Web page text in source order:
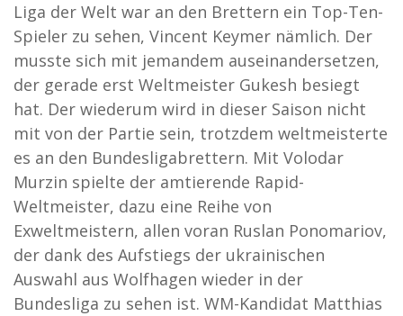
Liga der Welt war an den Brettern ein Top-Ten-
Spieler zu sehen, Vincent Keymer nämlich. Der
musste sich mit jemandem auseinandersetzen,
der gerade erst Weltmeister Gukesh besiegt
hat. Der wiederum wird in dieser Saison nicht
mit von der Partie sein, trotzdem weltmeisterte
es an den Bundesligabrettern. Mit Volodar
Murzin spielte der amtierende Rapid-
Weltmeister, dazu eine Reihe von
Exweltmeistern, allen voran Ruslan Ponomariov,
der dank des Aufstiegs der ukrainischen
Auswahl aus Wolfhagen wieder in der
Bundesliga zu sehen ist. WM-Kandidat Matthias